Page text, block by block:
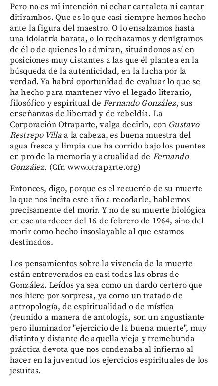
Pero no es mi intención ni echar cantaleta ni cantar
ditirambos. Que es lo que casi siempre hemos hecho
ante la figura del maestro. O lo ensalzamos hasta
una idolatría barata, o lo rechazamos y denigramos
de él o de quienes lo admiran, situándonos así en
posiciones muy distantes a las que él plantea en la
búsqueda de la autenticidad, en la lucha por la
verdad. Ya habrá oportunidad de evaluar lo que se
ha hecho para mantener vivo el legado literario,
filosófico y espiritual deFernando González, sus
enseñanzas de libertad y de rebeldía. La
Corporación Otraparte, valga decirlo, con Gustavo
Restrepo Villaa la cabeza, es buena muestra del
agua fresca y limpia que ha corrido bajo los puentes
en pro de la memoria y actualidad de Fernando
González. (Cfr. www.otraparte.org)
Entonces, digo, porque es el recuerdo de su muerte
la que nos incita este año a recodarle, hablemos
precisamente del morir. Y no de su muerte biológica
en ese atardecer del 16 de febrero de 1964, sino del
morir como hecho insoslayable al que estamos
destinados.
Los pensamientos sobre la vivencia de la muerte
están entreverados en casi todas las obras de
González. Leídos ya sea como un dardo certero que
nos hiere por sorpresa, ya como un tratado de
antropología, de espiritualidad o de mística
(reunido a manera de antología, son un angustiante
pero iluminador "ejercicio de la buena muerte", muy
distinto y distante de aquella vieja y tremebunda
práctica devota que nos condenaba al infierno al
hacer en la juventud los ejercicios espirituales de los
jesuitas.